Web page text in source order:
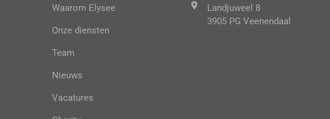
Waarom Elysee
Onze diensten
Team
Nieuws
Vacatures
Landjuweel 8
3905 PG Veenendaal